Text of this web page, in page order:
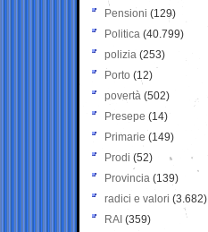
Pensioni (129)
Politica (40.799)
polizia (253)
Porto (12)
povertà (502)
Presepe (14)
Primarie (149)
Prodi (52)
Provincia (139)
radici e valori (3.682)
RAI (359)